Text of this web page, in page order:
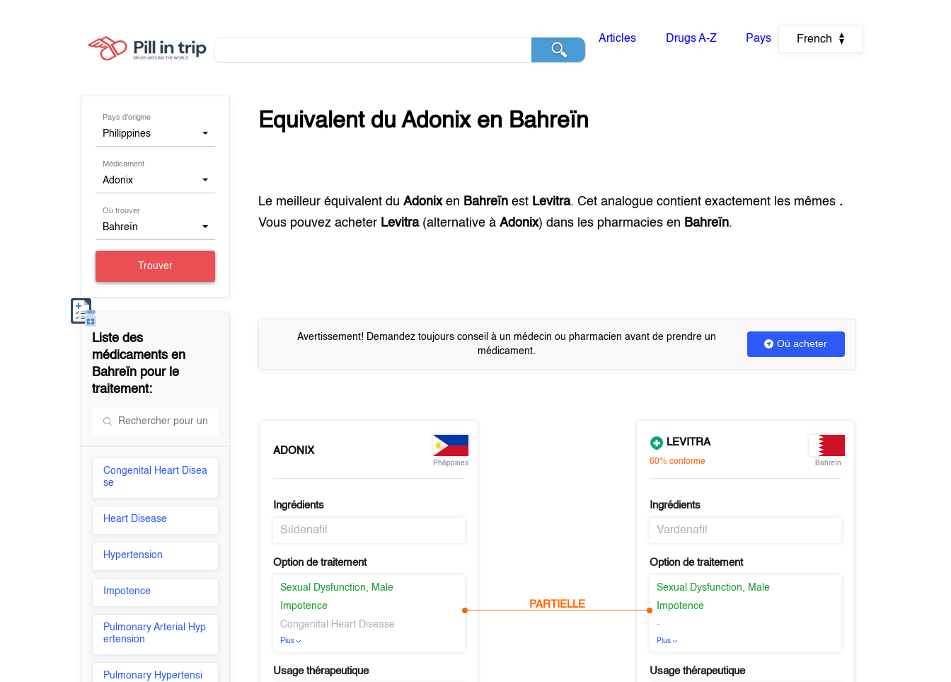
Articles Drugs A-Z Pays French
Pays d'origine
Philippines
Médicament
Adonix
Où trouver
Bahreïn
Trouver
Liste des
médicaments en
Bahreïn pour le
traitement:
Congenital Heart Disea
se
Heart Disease
Hypertension
Impotence
Pulmonary Arterial Hyp
ertension
Pulmonary Hypertensi
Equivalent duAdonixen Bahreïn
Le meilleur équivalent duAdonixen Bahreïn est Levitra. Cet analogue contient exactement les mêmes .
Vous pouvez acheter Levitra(alternative àAdonix) dans les pharmacies en Bahreïn.
Avertissement! Demandez toujours conseil à un médecin ou pharmacien avant de prendre un
médicament.
Où acheter
ADONIX
Philippines
Ingrédients
Sildenafil
Option de traitement
Sexual Dysfunction, Male
Impotence
Congenital Heart Disease
Plus
Usage thérapeutique
PARTIELLE
LEVITRA
60% conforme Bahreïn
Ingrédients
Vardenafil
Option de traitement
Sexual Dysfunction, Male
Impotence
-
Plus
Usage thérapeutique